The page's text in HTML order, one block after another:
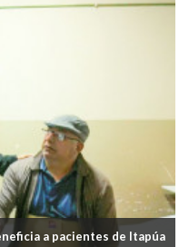
a pacientes de Itapúa